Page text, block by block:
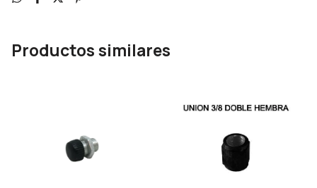
Productos similares